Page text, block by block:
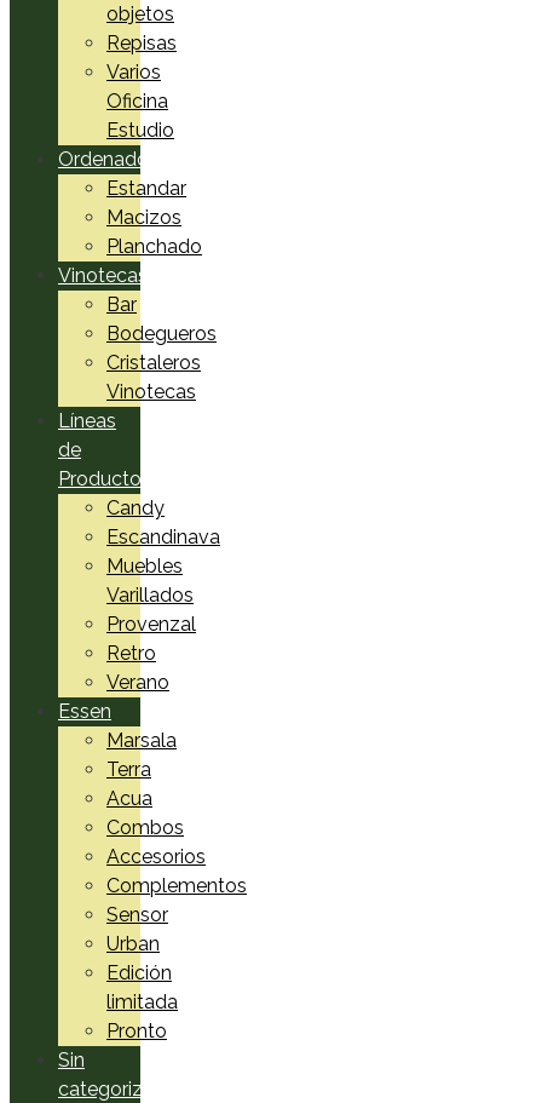
objetos
Repisas
Varios
Oficina
Estudio
Ordenadores
Estandar
Macizos
Planchado
Vinotecas
Bar
Bodegueros
Cristaleros
Vinotecas
Líneas
de
Productos
Candy
Escandinava
Muebles
Varillados
Provenzal
Retro
Verano
Essen
Marsala
Terra
Acua
Combos
Accesorios
Complementos
Sensor
Urban
Edición
limitada
Pronto
Sin
categorizar